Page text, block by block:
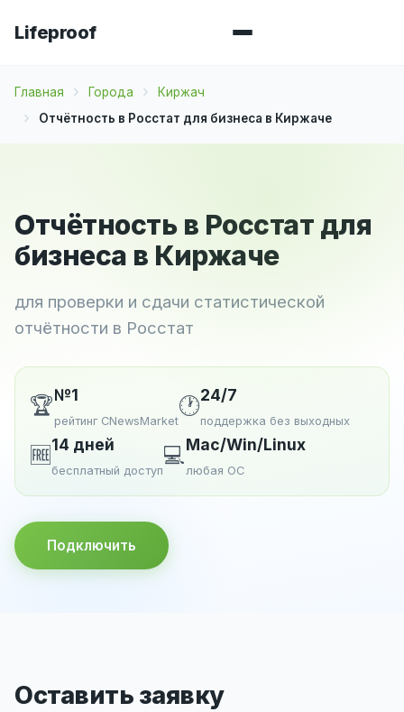
Lifeproof
Главная Города
Киржач
Отчётность в Росстат для бизнеса в Киржаче
Отчётность в Росстат для
бизнеса в Киржаче
для проверки и сдачи статистической
отчётности в Росстат
🏆№1
рейтинг CNewsMarket
🕐24/7
поддержка без выходных
🆓14 дней
бесплатный доступ
💻Mac/Win/Linux
любая ОС
Подключить
Оставить заявку